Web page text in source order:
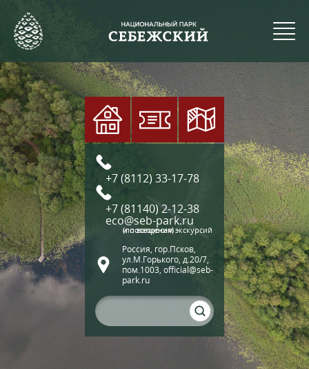
+7 (8112) 33-17-78
+7 (81140) 2-12-38
eco@seb-park.ru
(по вопросам экскурсий и посещения)
Россия, гор.Псков,
ул.М.Горького, д.20/7,
пом.1003, official@seb-
park.ru